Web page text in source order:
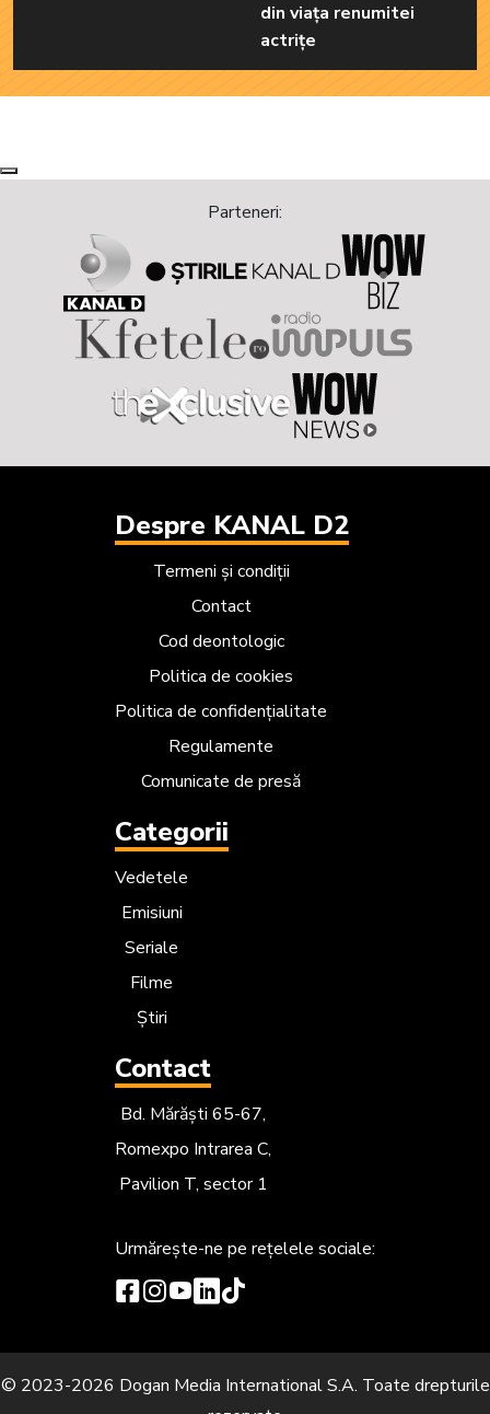
din viața renumitei
actrițe
Next
Previous
Parteneri:
Despre KANAL D2
Termeni și condiții
Contact
Cod deontologic
Politica de cookies
Politica de confidențialitate
Regulamente
Comunicate de presă
Categorii
Vedetele
Emisiuni
Seriale
Filme
Știri
Contact
Bd. Mărăști 65-67,
Romexpo Intrarea C,
Pavilion T, sector 1
Urmărește-ne pe rețelele sociale:
© 2023-2026 Dogan Media International S.A. Toate drepturile